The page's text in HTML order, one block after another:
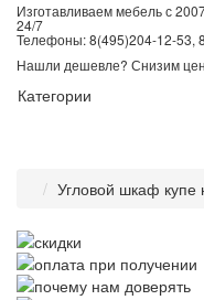
Изготавливаем мебель с
24/7
Телефоны: 8(495)204-12-53,
Нашли дешевле? Снизим
Категории
Угловой шкаф купе